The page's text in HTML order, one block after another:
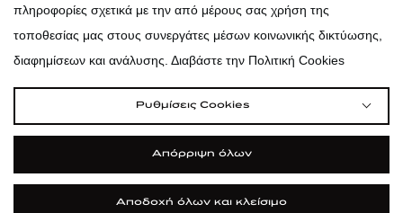
Πολιτική Cookies |
Προστασία Προσωπικών Δεδομένων
πληροφορίες σχετικά με την από μέρους σας χρήση της
τοποθεσίας μας στους συνεργάτες μέσων κοινωνικής δικτύωσης,
διαφημίσεων και ανάλυσης. Διαβάστε την Πολιτική Cookies
Ρυθμίσεις Cookies
Απόρριψη όλων
Αποδοχή όλων και κλείσιμο